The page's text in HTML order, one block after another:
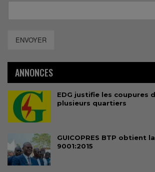
ENVOYER
ANNONCES
EDG justifie les coupures
plusieurs quartiers
GUICOPRES BTP obtient
9001:2015